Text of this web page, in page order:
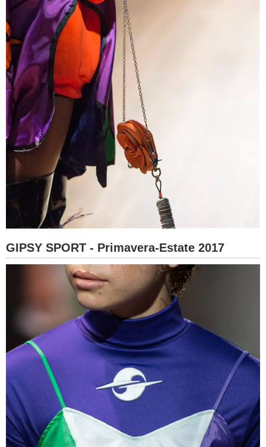
GIPSY SPORT - Primavera-Estate 2017